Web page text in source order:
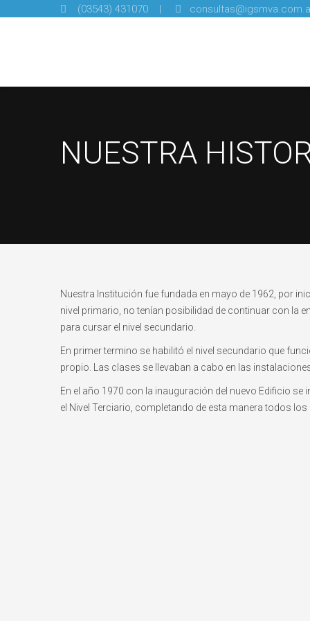
(03543) 431070 |
NUESTRA
Nuestra Institución fue fundada en mayo de 1962, por
nivel primario, no tenían posibilidad de continuar con la
para cursar el nivel secundario.
En primer termino se habilitó el nivel secundario que
propio. Las clases se llevaban a cabo en las
En el año 1970 con la inauguración del nuevo Edificio
el Nivel Terciario, completando de esta manera todos